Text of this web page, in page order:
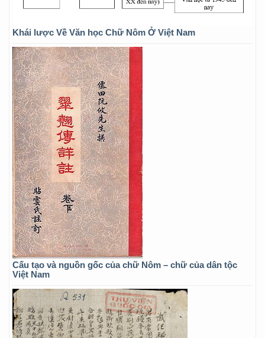
Khái lược Về Văn học Chữ Nôm Ở Việt Nam
Cấu tạo và nguồn gốc của chữ Nôm – chữ của dân tộc
Việt Nam